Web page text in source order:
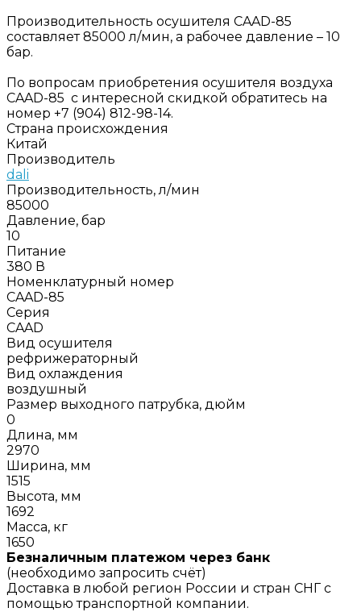
Производительность осушителя CAAD-85
составляет 85000 л/мин, а рабочее давление – 10
бар.
По вопросам приобретения осушителя воздуха
CAAD-85 с интересной скидкой обратитесь на
номер +7 (904) 812-98-14.
Страна происхождения
Китай
Производитель
dali
Производительность, л/мин
85000
Давление, бар
10
Питание
380 В
Номенклатурный номер
CAAD-85
Серия
CAAD
Вид осушителя
рефрижераторный
Вид охлаждения
воздушный
Размер выходного патрубка, дюйм
0
Длина, мм
2970
Ширина, мм
1515
Высота, мм
1692
Масса, кг
1650
Безналичным платежом через банк
(необходимо запросить счёт)
Доставка в любой регион России и стран СНГ с
помощью транспортной компании.